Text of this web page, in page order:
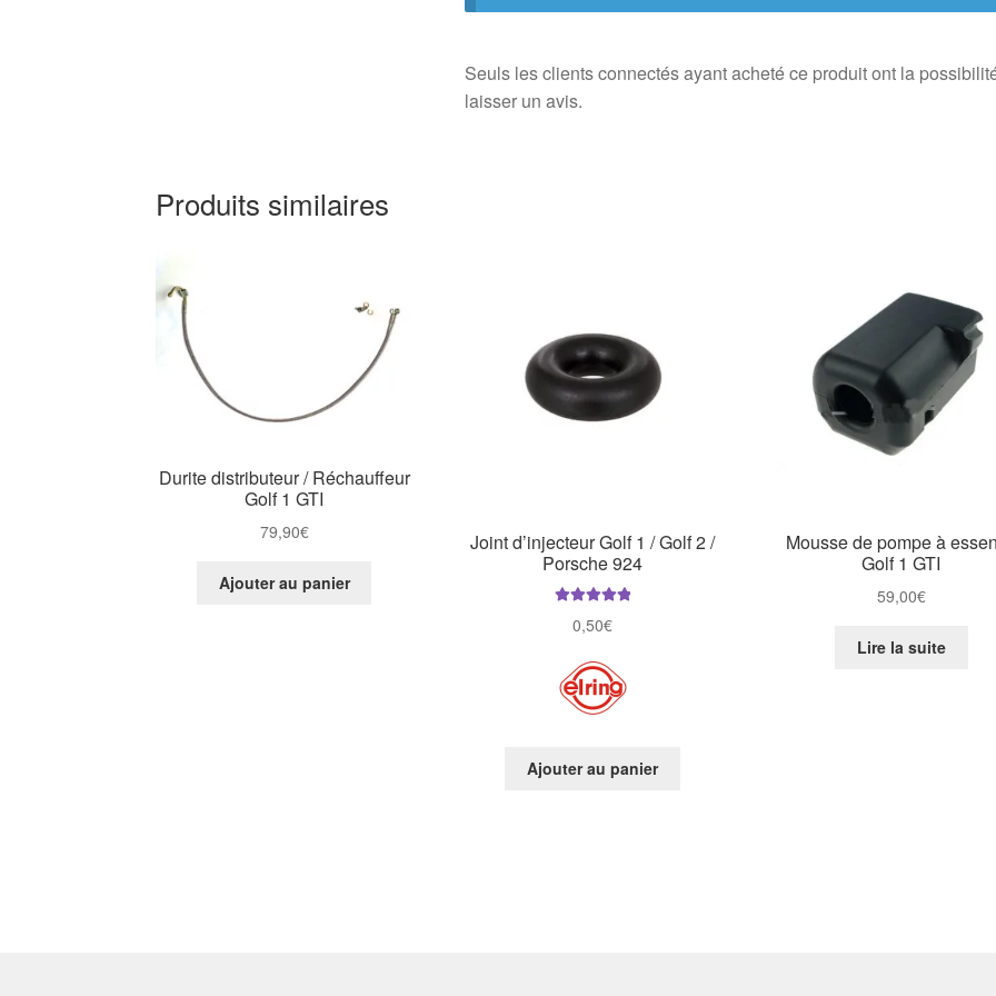
Seuls les clients connectés ayant acheté ce produit ont la
laisser un avis.
Produits similaires
Durite distributeur / Réchauffeur
Golf 1 GTI
79,90€
Ajouter au panier
Joint d’injecteur Golf 1 / Golf 2 /
Porsche 924
5
0,50€
Ajouter au panier
Mousse de pompe à
Golf 1 GTI
59,00€
Lire la suite